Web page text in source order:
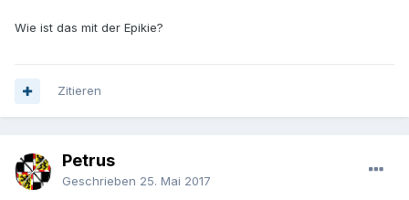
Wie ist das mit der Epikie?
Zitieren
Petrus
Geschrieben 25. Mai 2017